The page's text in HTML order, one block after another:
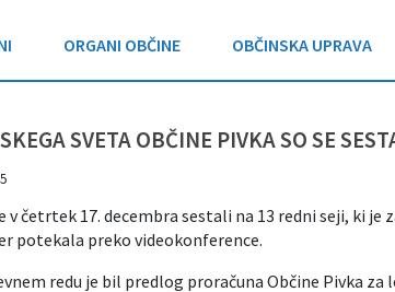
ORGANI OBČINE OBČINSKA UPRAVA
SVETA OBČINE PIVKA SO SE
v četrtek 17. decembra sestali na 13 redni seji, ki je
potekala preko videokonference.
redu je bil predlog proračuna Občine Pivka za